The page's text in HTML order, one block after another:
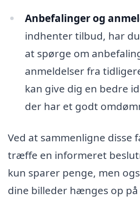
Anbefalinger og
indhenter tilbud, har
at spørge om
anmeldelser fra
kan give dig en bedre
der har et godt
Ved at sammenligne disse
træffe en informeret
kun sparer penge, men
dine billeder hænges op